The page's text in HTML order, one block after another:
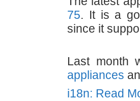
75. It is a
since it
Last month
appliances
i18n: Read